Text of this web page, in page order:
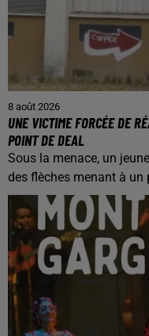
8 août 2026
UNE VICTIME FORCÉE DE
POINT DE DEAL
Sous la menace, un
des flèches menant à un